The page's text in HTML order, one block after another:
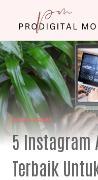
INSTAGRAM
5 Instagram
Terbaik